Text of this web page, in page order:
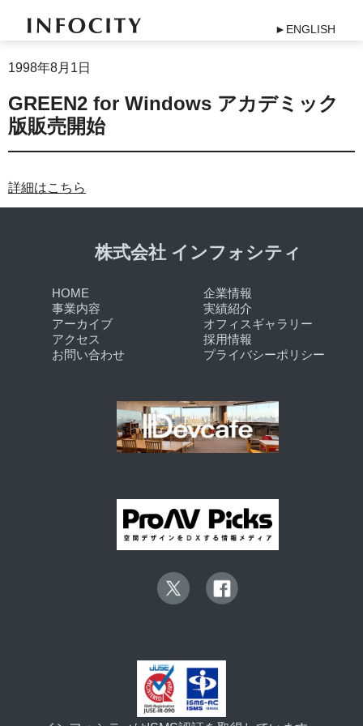
►ENGLISH
1998年8月1日
GREEN2 for Windows アカデミック
版販売開始
詳細はこちら
株式会社 インフォシティ
HOME
企業情報
事業内容
実績紹介
アーカイブ
オフィスギャラリー
アクセス
採用情報
お問い合わせ
プライバシーポリシー